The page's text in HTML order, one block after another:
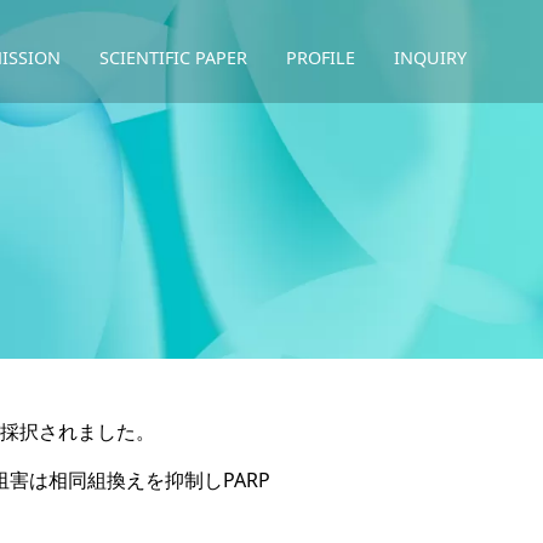
SCIENTIFIC PAPER PROFILE INQUIRY
択されました。
は相同組換えを抑制しPARP